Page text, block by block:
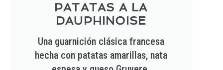
PATATAS A LA
DAUPHINOISE
Una guarnición clásica francesa
hecha con patatas amarillas, nata